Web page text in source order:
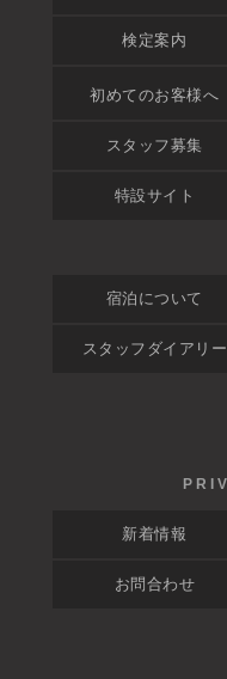
検定案内
アクセス
初めてのお客様へ
スタッフ募集
特設サイト
宿泊について
スタッフダイアリー
新着情報
お問合わせ